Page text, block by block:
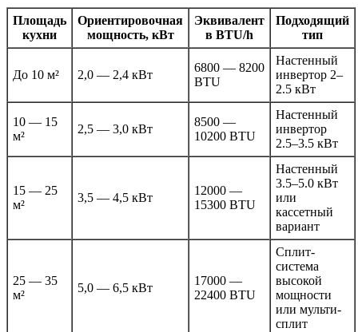
Площадь
кухни
Ориентировочная
мощность, кВт
Эквивалент
в BTU/h
Подходящий
тип
До 10 м² 2,0 — 2,4 кВт
6800 — 8200
BTU
Настенный
инвертор 2–
2.5 кВт
10 — 15
м²
2,5 — 3,0 кВт
8500 —
10200 BTU
Настенный
инвертор
2.5–3.5 кВт
15 — 25
м²
3,5 — 4,5 кВт
12000 —
15300 BTU
Настенный
3.5–5.0 кВт
или
кассетный
вариант
25 — 35
м²
5,0 — 6,5 кВт
17000 —
22400 BTU
Сплит-
система
высокой
мощности
или мульти-
сплит